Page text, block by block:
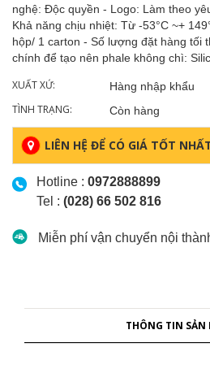
nghệ: Độc quyền - Logo: Làm theo
Khả năng chịu nhiệt: Từ -53°C ~+
hộp/ 1 carton - Số lượng đặt hàng tối
chính để tạo nên phale không chì:
XUẤT XỨ: Hàng nhập khẩu
TÌNH TRẠNG: Còn hàng
LIÊN HỆ ĐỂ CÓ GIÁ TỐT
Hotline : 0972888899
Tel : (028) 66 502 816
Miễn phí vận chuyển nội
THÔNG TIN SẢN